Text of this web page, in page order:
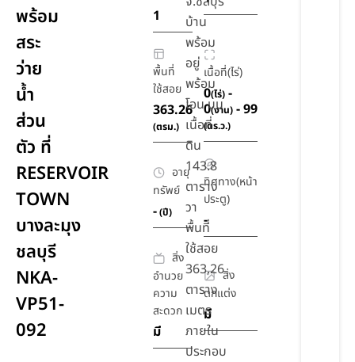
พร้อม
สระ
ว่าย
น้ำ
ส่วน
ตัว ที่
RESERVOIR
TOWN
บางละมุง
ชลบุรี
NKA-
VP51-
092
1
พื้นที่
ใช้สอย
363.26
(ตรม.)
เนื้อที่(ไร่)
0(ไร่)-
0(งาน)- 99
(ตร.ว.)
อายุ
ทรัพย์
-(ปี)
ทิศทาง(หน้า
ประตู)
-
สิ่ง
อำนวย
ความ
สะดวก
มี
สิ่ง
ตกแต่ง
มี
บ้าน
พร้อม
อยู่
พร้อม
โอน บน
เนื้อที่
ดิน
143.8
ตาราง
วา
พื้นที่
ใช้สอย
363.26
ตาราง
เมตร
ภายใน
ประกอบ